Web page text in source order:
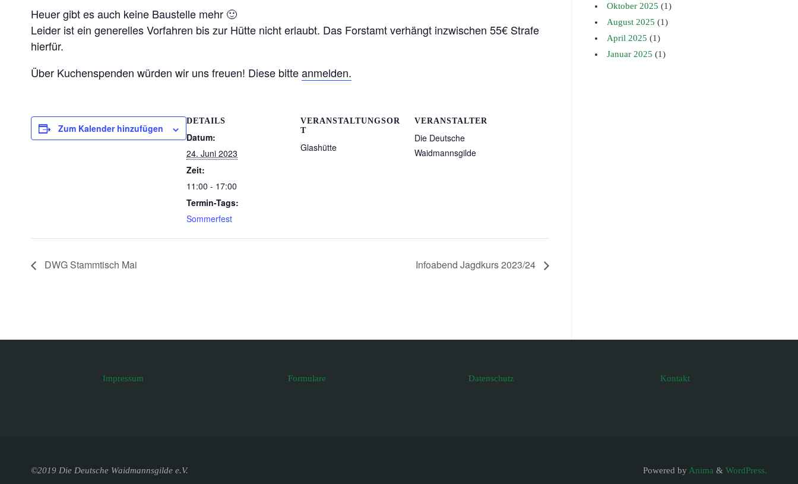
Heuer gibt es auch keine Baustelle mehr 🙂
Leider ist ein generelles Vorfahren bis zur Hütte nicht erlaubt. Das Forstamt verhängt inzwischen 55€ Strafe
hierfür.
Über Kuchenspenden würden wir uns freuen! Diese bitteanmelden.
Zum Kalender hinzufügen
DETAILS
Datum:
24. Juni 2023
Zeit:
11:00 - 17:00
Termin-Tags:
Sommerfest
VERANSTALTUNGSOR
T
Glashütte
VERANSTALTER
Die Deutsche
Waidmannsgilde
DWG Stammtisch Mai Infoabend Jagdkurs 2023/24
Oktober 2025 (1)
August 2025 (1)
April 2025 (1)
Januar 2025 (1)
Impressum Formulare Datenschutz Kontakt
©2019 Die Deutsche Waidmannsgilde e.V. Powered by Anima & WordPress.